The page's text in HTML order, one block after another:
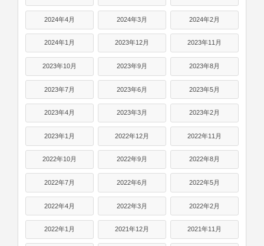
2024年4月 2024年3月 2024年2月
2024年1月 2023年12月 2023年11月
2023年10月 2023年9月 2023年8月
2023年7月 2023年6月 2023年5月
2023年4月 2023年3月 2023年2月
2023年1月 2022年12月 2022年11月
2022年10月 2022年9月 2022年8月
2022年7月 2022年6月 2022年5月
2022年4月 2022年3月 2022年2月
2022年1月 2021年12月 2021年11月